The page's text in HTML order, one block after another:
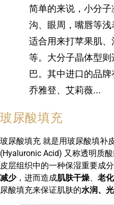
简单的来说，小分
沟、眼周，嘴唇等
适合用来打苹果肌
等。大分子晶体型
巴。其中进口的品牌
乔雅登、艾莉薇...
玻尿酸填充
玻尿酸填充 就是用玻尿酸填补
(Hyaluronic Acid) 又称透明质
皮层组织中的一种保湿重要成
减少，进而造成肌肤干燥、 老
尿酸填充来保证肌肤的水润、